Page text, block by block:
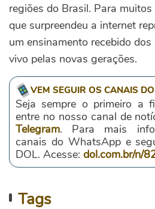
regiões do Brasil. Para
que surpreendeu a internet
um ensinamento recebido
vivo pelas novas gerações.
VEM SEGUIR OS CANAIS
Seja sempre o primeiro a
entre no nosso canal de
Telegram. Para mais
canais do WhatsApp e
DOL. Acesse: dol.com.br/n/
Tags